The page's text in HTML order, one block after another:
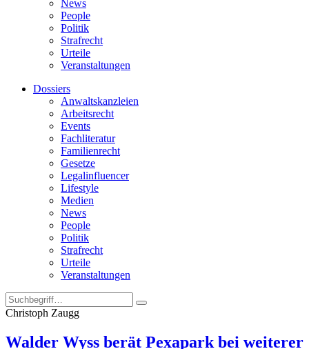
News
People
Politik
Strafrecht
Urteile
Veranstaltungen
Dossiers
Anwaltskanzleien
Arbeitsrecht
Events
Fachliteratur
Familienrecht
Gesetze
Legalinfluencer
Lifestyle
Medien
News
People
Politik
Strafrecht
Urteile
Veranstaltungen
Christoph Zaugg
Walder Wyss berät Pexapark bei weiterer